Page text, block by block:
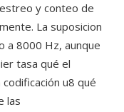
y conteo de
La suposicion
a 8000 Hz, aunque
tasa qué el
u8 qué
las